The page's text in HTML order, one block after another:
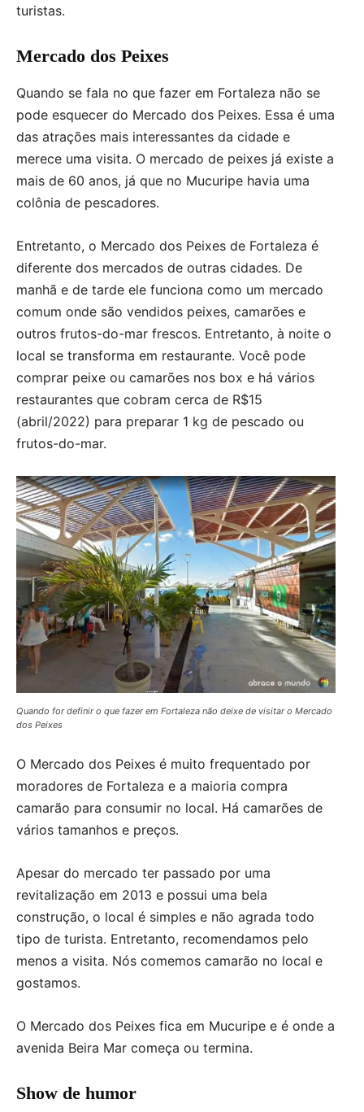
turistas.
Mercado dos Peixes
Quando se fala no que fazer em Fortaleza não se
pode esquecer do Mercado dos Peixes. Essa é uma
das atrações mais interessantes da cidade e
merece uma visita. O mercado de peixes já existe a
mais de 60 anos, já que no Mucuripe havia uma
colônia de pescadores.
Entretanto, o Mercado dos Peixes de Fortaleza é
diferente dos mercados de outras cidades. De
manhã e de tarde ele funciona como um mercado
comum onde são vendidos peixes, camarões e
outros frutos-do-mar frescos. Entretanto, à noite o
local se transforma em restaurante. Você pode
comprar peixe ou camarões nos box e há vários
restaurantes que cobram cerca de R$15
(abril/2022) para preparar 1 kg de pescado ou
frutos-do-mar.
Quando for definir o que fazer em Fortaleza não deixe de visitar o Mercado
dos Peixes
O Mercado dos Peixes é muito frequentado por
moradores de Fortaleza e a maioria compra
camarão para consumir no local. Há camarões de
vários tamanhos e preços.
Apesar do mercado ter passado por uma
revitalização em 2013 e possui uma bela
construção, o local é simples e não agrada todo
tipo de turista. Entretanto, recomendamos pelo
menos a visita. Nós comemos camarão no local e
gostamos.
O Mercado dos Peixes fica em Mucuripe e é onde a
avenida Beira Mar começa ou termina.
Show de humor